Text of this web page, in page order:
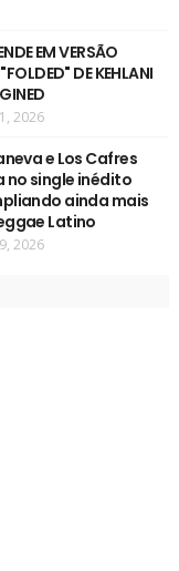
EM VERSÃO
DE KEHLANI
2026
e Los Cafres
no single inédito
ainda mais
Latino
2026